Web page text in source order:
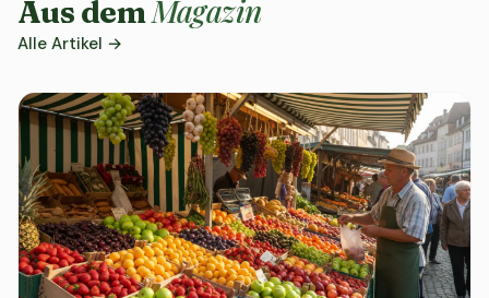
Aus demMagazin
Alle Artikel →